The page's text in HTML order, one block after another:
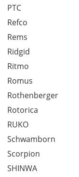
PTC
Refco
Rems
Ridgid
Ritmo
Romus
Rothenberger
Rotorica
RUKO
Schwamborn
Scorpion
SHINWA